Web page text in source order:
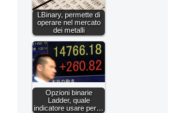
LBinary, permette di
operare nel mercato
dei metalli
Opzioni binarie
Ladder, quale
indicatore usare per…